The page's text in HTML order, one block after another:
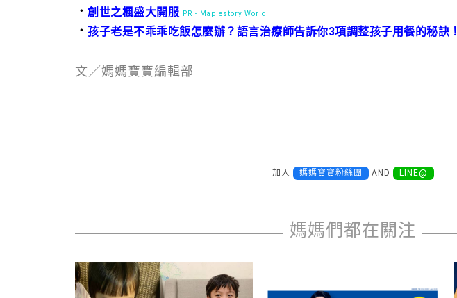
．創世之楓盛大開服 PR・Maplestory World
．孩子老是不乖乖吃飯怎麼辦？語言治療師告訴你3項調整孩子用餐的秘訣！
文／媽媽寶寶編輯部
加入 媽媽寶寶粉絲團 AND LINE@
媽媽們都在關注